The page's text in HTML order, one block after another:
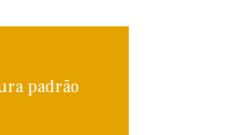
padrão